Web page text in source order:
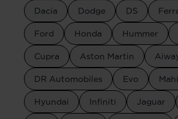
Dacia Dodge DS
Ford Honda Hummer
Cupra Aston Martin
DR Automobiles Evo
Hyundai Infiniti Jaguar